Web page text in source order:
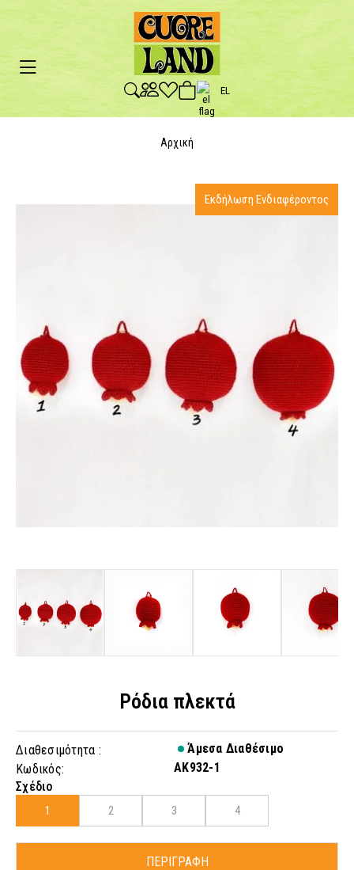
EL
Αρχική
Ρόδια πλεκτά
Διαθεσιμότητα :
Άμεσα Διαθέσιμο
Κωδικός:
AK932-1
Σχέδιο
1 2 3 4
ΠΕΡΙΓΡΑΦΗ
Εκδήλωση Ενδιαφέροντος